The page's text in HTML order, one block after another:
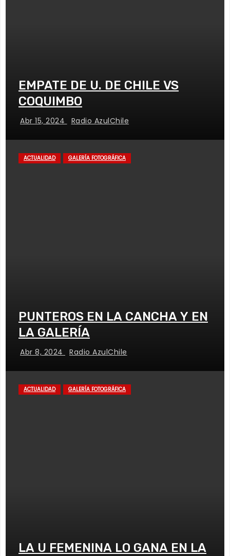
EMPATE DE U. DE CHILE VS
COQUIMBO
Abr 15, 2024 Radio AzulChile
ACTUALIDAD GALERÍA FOTOGRÁFICA
PUNTEROS EN LA CANCHA Y EN
LA GALERÍA
Abr 8, 2024 Radio AzulChile
ACTUALIDAD GALERÍA FOTOGRÁFICA
LA U FEMENINA LO GANA EN LA